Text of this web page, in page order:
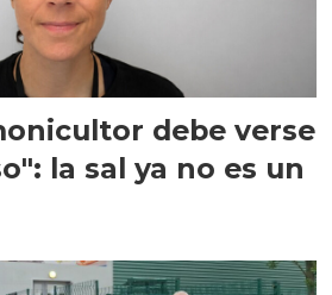
debe verse
la sal ya no es un